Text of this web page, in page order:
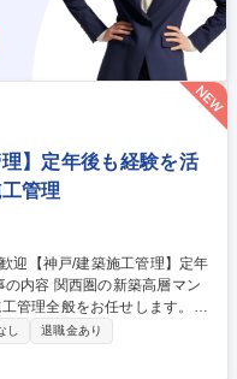
】定年後も経験を活
管理
管理全般をお任せします。親
などのサポート体制抜群。1
協力業者と
成・工事工程表等の書類作成■
し
退職金あり